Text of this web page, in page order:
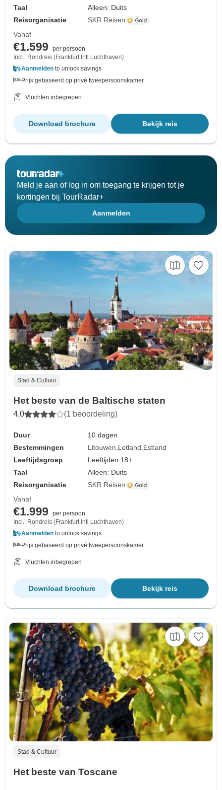
Taal
Alleen: Duits
Reisorganisatie
SKR Reisen
Vanaf
€1.599
per persoon
Incl.: Rondreis (Frankfurt Intl Luchthaven)
Aanmelden to unlock savings
Prijs gebaseerd op privé tweepersoonskamer
Vluchten inbegrepen
Bekijk reis
Download brochure
Meld je aan of log in om toegang te krijgen tot je
kortingen bij TourRadar+
Aanmelden
Stad & Cultuur
Het beste van de Baltische staten
4,0 (1 beoordeling)
Duur
10 dagen
Bestemmingen
Litouwen Letland Estland
Leeftijdsgroep
Leeftijden 18+
Taal
Alleen: Duits
Reisorganisatie
SKR Reisen
Vanaf
€1.999
per persoon
Incl.: Rondreis (Frankfurt Intl Luchthaven)
Aanmelden to unlock savings
Prijs gebaseerd op privé tweepersoonskamer
Vluchten inbegrepen
Bekijk reis
Download brochure
Stad & Cultuur
Het beste van Toscane